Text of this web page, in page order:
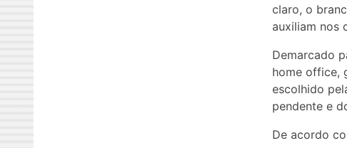
claro, o
auxiliam nos
Demarcado
home office,
escolhido
pendente e
De acordo